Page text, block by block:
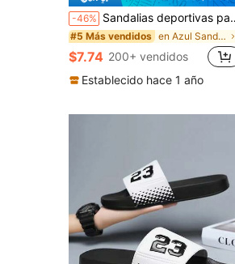
-46% Sandalias deportivas para hombre, chanclas de moda para la playa, chanclas ligeras antideslizantes para exteriores, zapatillas casuales de unicolor para el verano
#5 Más vendidos en Azul Sandalias de hombre
$7.74 200+ vendidos
Establecido hace 1 año